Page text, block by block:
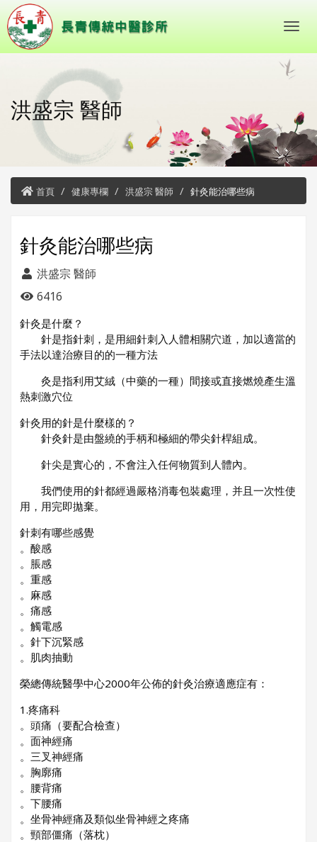
洪盛宗 醫師
首頁 健康專欄 洪盛宗 醫師 針灸能治哪些病
針灸能治哪些病
洪盛宗 醫師
6416
針灸是什麼？
針是指針刺，是用細針刺入人體相關穴道，加以適當的
手法以達治療目的的一種方法
灸是指利用艾絨（中藥的一種）間接或直接燃燒產生溫
熱刺激穴位
針灸用的針是什麼樣的？
針灸針是由盤繞的手柄和極細的帶尖針桿組成。
針尖是實心的，不會注入任何物質到人體內。
我們使用的針都經過嚴格消毒包裝處理，并且一次性使
用，用完即拋棄。
針刺有哪些感覺
。酸感
。脹感
。重感
。麻感
。痛感
。觸電感
。針下沉緊感
。肌肉抽動
榮總傳統醫學中心2000年公佈的針灸治療適應症有：
1.疼痛科
。頭痛（要配合檢查）
。面神經痛
。三叉神經痛
。胸廓痛
。腰背痛
。下腰痛
。坐骨神經痛及類似坐骨神經之疼痛
。頸部僵痛（落枕）